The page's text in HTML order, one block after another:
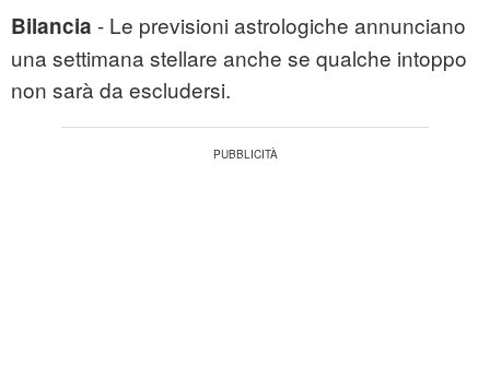
Bilancia - Le previsioni astrologiche annunciano
una settimana stellare anche se qualche intoppo
non sarà da escludersi.